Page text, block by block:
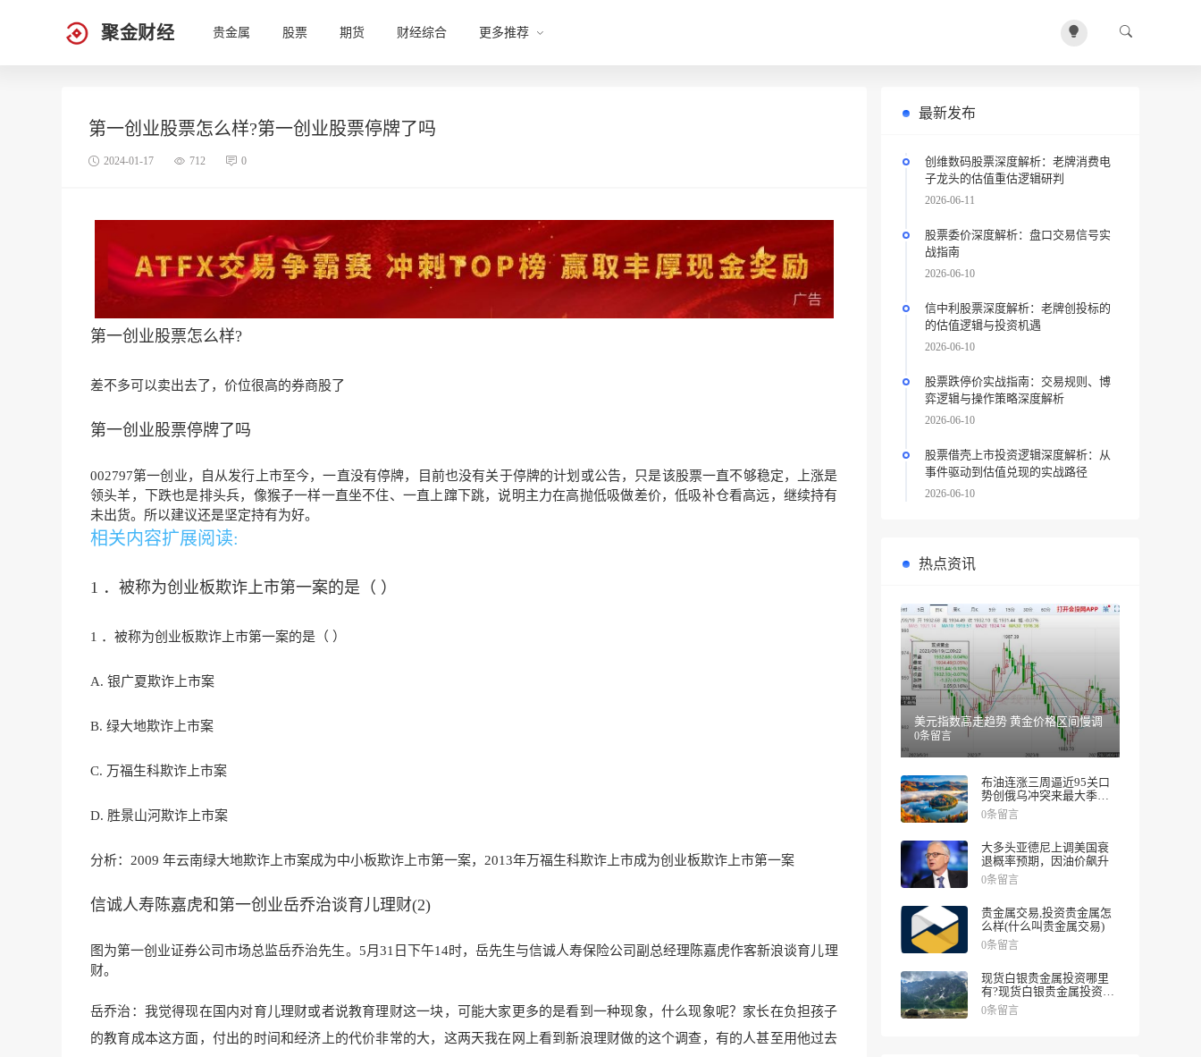
聚金财经 贵金属 股票 期货 财经综合 更多推荐
第一创业股票怎么样?第一创业股票停牌了吗
2024-01-17 712 0
第一创业股票怎么样?
差不多可以卖出去了，价位很高的券商股了
第一创业股票停牌了吗
002797第一创业，自从发行上市至今，一直没有停牌，目前也没有关于停牌的计划或公告，只是该股票一直不够稳定，上涨是
领头羊，下跌也是排头兵，像猴子一样一直坐不住、一直上蹿下跳，说明主力在高抛低吸做差价，低吸补仓看高远，继续持有
未出货。所以建议还是坚定持有为好。
相关内容扩展阅读:
1 ．被称为创业板欺诈上市第一案的是（ ）
1 ．被称为创业板欺诈上市第一案的是（ ）
A. 银广夏欺诈上市案
B. 绿大地欺诈上市案
C. 万福生科欺诈上市案
D. 胜景山河欺诈上市案
分析：2009 年云南绿大地欺诈上市案成为中小板欺诈上市第一案，2013年万福生科欺诈上市成为创业板欺诈上市第一案
信诚人寿陈嘉虎和第一创业岳乔治谈育儿理财(2)
图为第一创业证券公司市场总监岳乔治先生。5月31日下午14时，岳先生与信诚人寿保险公司副总经理陈嘉虎作客新浪谈育儿理
财。
岳乔治：我觉得现在国内对育儿理财或者说教育理财这一块，可能大家更多的是看到一种现象，什么现象呢？家长在负担孩子
的教育成本这方面，付出的时间和经济上的代价非常的大，这两天我在网上看到新浪理财做的这个调查，有的人甚至用他过去
最新发布
创维数码股票深度解析：老牌消费电
子龙头的估值重估逻辑研判
2026-06-11
股票委价深度解析：盘口交易信号实
战指南
2026-06-10
信中利股票深度解析：老牌创投标的
的估值逻辑与投资机遇
2026-06-10
股票跌停价实战指南：交易规则、博
弈逻辑与操作策略深度解析
2026-06-10
股票借壳上市投资逻辑深度解析：从
事件驱动到估值兑现的实战路径
2026-06-10
热点资讯
美元指数高走趋势 黄金价格区间慢调
0条留言
布油连涨三周逼近95关口
势创俄乌冲突来最大季度
涨幅
0条留言
大多头亚德尼上调美国衰
退概率预期，因油价飙升
0条留言
贵金属交易,投资贵金属怎
么样(什么叫贵金属交易)
0条留言
现货白银贵金属投资哪里
有?现货白银贵金属投资被
诱导投资亏损
0条留言